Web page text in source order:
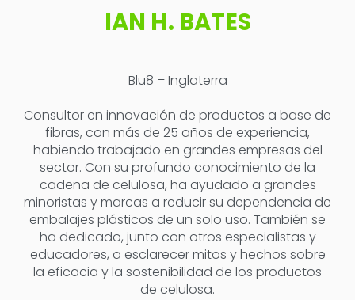
IAN H. BATES
Blu8 – Inglaterra
Consultor en innovación de productos a base de
fibras, con más de 25 años de experiencia,
habiendo trabajado en grandes empresas del
sector. Con su profundo conocimiento de la
cadena de celulosa, ha ayudado a grandes
minoristas y marcas a reducir su dependencia de
embalajes plásticos de un solo uso. También se
ha dedicado, junto con otros especialistas y
educadores, a esclarecer mitos y hechos sobre
la eficacia y la sostenibilidad de los productos
de celulosa.